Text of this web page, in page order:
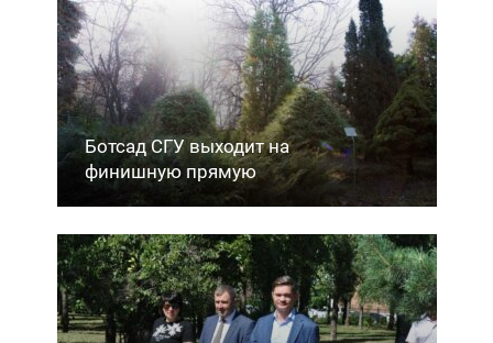
Ботсад СГУ выходит на
финишную прямую